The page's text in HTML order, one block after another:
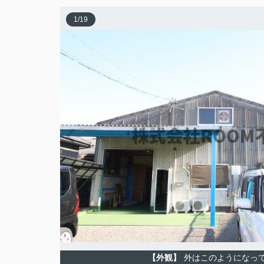
1/19
【外観】 外はこのようになっ